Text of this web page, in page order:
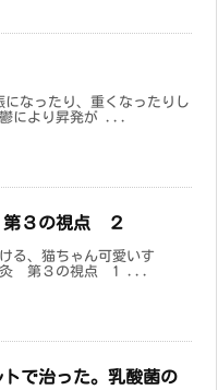
になったり、重くなったりし
により昇発が ...
３の視点 ２
る、猫ちゃん可愛いす
灸 第３の視点 1 ...
で治った。乳酸菌の